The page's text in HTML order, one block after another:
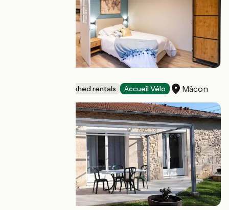
Lodgings and furnished rentals Accueil Vélo Mâcon